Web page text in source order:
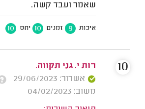
שאמר ועבד קשה.
איכות 9 זמנים 10 יחס 10
רות י. גני תקווה.
אשרור: 29/06/2023
משוב: 04/02/2023
10